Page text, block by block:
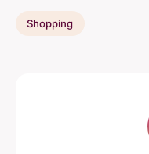
Shopping